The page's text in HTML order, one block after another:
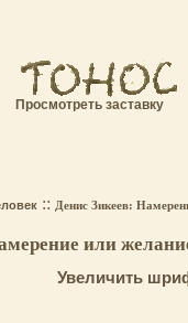
:: Денис Зикеев:
или
Увеличить
Просмотреть заставку